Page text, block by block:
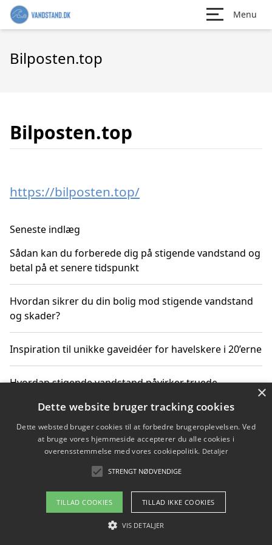
Menu
Bilposten.top
Bilposten.top
https://bilposten.top/
Seneste indlæg
Sådan kan du forberede dig på stigende vandstand og
betal på et senere tidspunkt
Hvordan sikrer du din bolig mod stigende vandstand
og skader?
Inspiration til unikke gaveidéer for havelskere i 20’erne
Hvordan stigende vandstand påvirker truede
Sådan vælger du de bedste vandrerygsække til
vandreture i Danmark
Copyright 2026 - Pilanto Aps
Om / kontakt
×
Dette website bruger tracking cookies
Dette websted bruger cookies til at forbedre brugeroplevelsen. Ved
at bruge vores hjemmeside accepterer du alle cookies i
overensstemmelse med vores cookiepolitik. Detaljer
STRENGT NØDVENDIGE
TILLAD COOKIES TILLAD IKKE COOKIES
VIS DETALJER